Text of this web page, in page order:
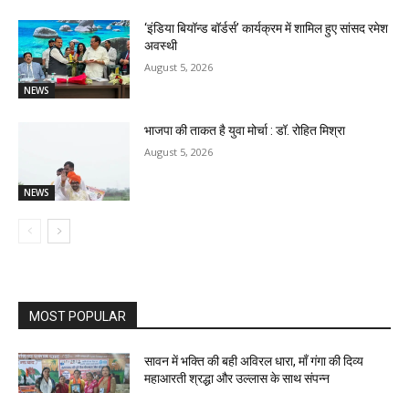
NEWS
‘इंडिया बियॉन्ड बॉर्डर्स’ कार्यक्रम में शामिल हुए सांसद रमेश
अवस्थी
August 5, 2026
NEWS
भाजपा की ताकत है युवा मोर्चा : डॉ. रोहित मिश्रा
August 5, 2026
MOST POPULAR
सावन में भक्ति की बही अविरल धारा, माँ गंगा की दिव्य
महाआरती श्रद्धा और उल्लास के साथ संपन्न